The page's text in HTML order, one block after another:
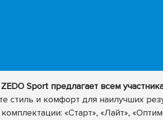
Sport предлагает всем
стиль и комфорт для наилучших
«Старт», «Лайт»,